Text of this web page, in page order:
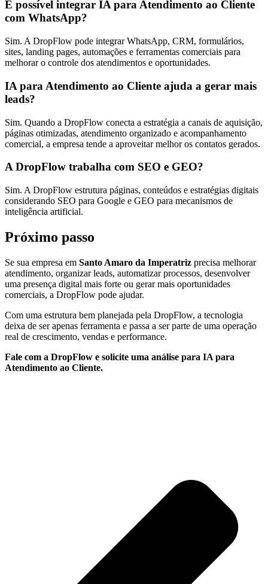
É possível integrar IA para Atendimento ao Cliente
com WhatsApp?
Sim. A DropFlow pode integrar WhatsApp, CRM, formulários,
sites, landing pages, automações e ferramentas comerciais para
melhorar o controle dos atendimentos e oportunidades.
IA para Atendimento ao Cliente ajuda a gerar mais
leads?
Sim. Quando a DropFlow conecta a estratégia a canais de aquisição,
páginas otimizadas, atendimento organizado e acompanhamento
comercial, a empresa tende a aproveitar melhor os contatos gerados.
A DropFlow trabalha com SEO e GEO?
Sim. A DropFlow estrutura páginas, conteúdos e estratégias digitais
considerando SEO para Google e GEO para mecanismos de
inteligência artificial.
Próximo passo
Se sua empresa em Santo Amaro da Imperatriz precisa melhorar
atendimento, organizar leads, automatizar processos, desenvolver
uma presença digital mais forte ou gerar mais oportunidades
comerciais, a DropFlow pode ajudar.
Com uma estrutura bem planejada pela DropFlow, a tecnologia
deixa de ser apenas ferramenta e passa a ser parte de uma operação
real de crescimento, vendas e performance.
Fale com a DropFlow e solicite uma análise para IA para
Atendimento ao Cliente.